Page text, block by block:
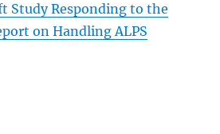
Study Responding to the
on Handling ALPS